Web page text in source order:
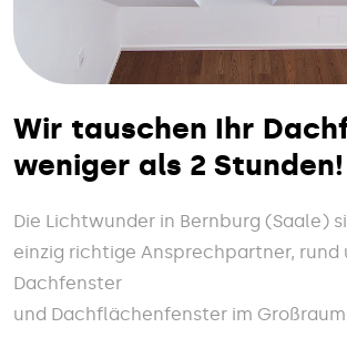
Wir tauschen Ihr
weniger als 2 Stunden!
Die Lichtwunder in Bernburg (Saale)
einzig richtige Ansprechpartner, rund
Dachfenster
und Dachflächenfenster im